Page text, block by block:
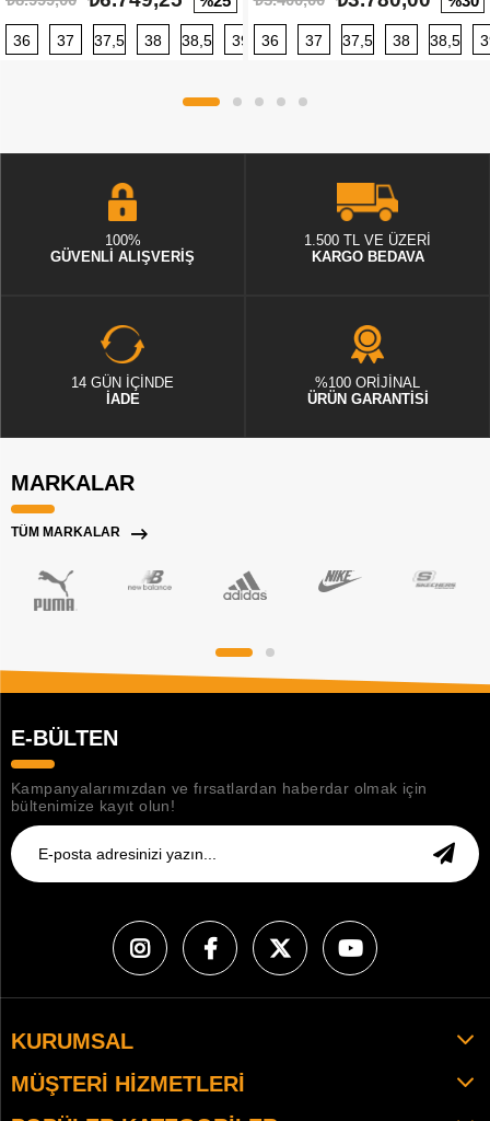
36 37 37,5 38 38,5 39 40 40,5 41 42 42,5
36 37 37,5 38 38,5
100%
GÜVENLİ ALIŞVERİŞ
1.500 TL VE ÜZERİ
KARGO BEDAVA
14 GÜN İÇİNDE
İADE
%100 ORİJİNAL
ÜRÜN GARANTİSİ
MARKALAR
TÜM MARKALAR
E-BÜLTEN
Kampanyalarımızdan ve fırsatlardan haberdar olmak için
bültenimize kayıt olun!
KURUMSAL
MÜŞTERI HIZMETLERI